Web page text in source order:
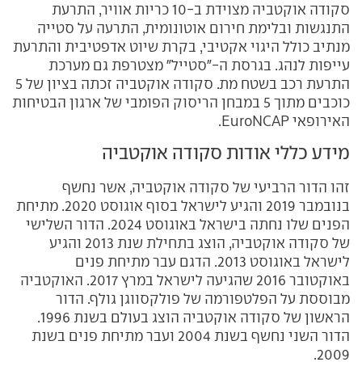
סקודה אוקטביה מצוידת ב-10 כריות אוויר, התרעת
התנגשות ובלימת חירום אוטונומית, התרעה על סטייה
מנתיב כולל היגוי אקטיבי, בקרת שיוט אדפטיבית והתרעת
עייפות לנהג. בגרסת ה-"סטייל" מצטרפת גם מערכת
התרעת רכב בשטח מת. סקודה אוקטביה זכתה בציון של 5
כוכבים מתוך 5 במבחן הריסוק הפומבי של ארגון הבטיחות
האירופאיEuroNCAP
.
מידע כללי אודות סקודה אוקטביה
זהו הדור הרביעי של סקודה אוקטביה, אשר נחשף
בנובמבר 2019 והגיע לישראל בסוף אוגוסט 2020. מתיחת
הפנים שלו נחתה בישראל באוגוסט 2024. הדור השלישי
של סקודה אוקטביה, הוצג בתחילת שנת 2013 והגיע
לישראל באוגוסט 2013. הדגם עבר מתיחת פנים
באוקטובר 2016 שהגיעה לישראל במרץ 2017.
האוקטביה
מבוססת על הפלטפורמה של פולקסווגן גולף. הדור
הראשון של סקודה אוקטביה הוצג בעולם בשנת 1996.
הדור השני נחשף בשנת 2004 ועבר
מתיחת פנים בשנת
2009.